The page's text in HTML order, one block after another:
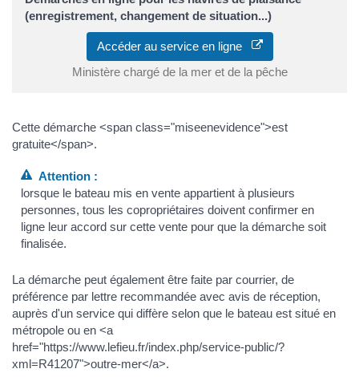
(enregistrement, changement de situation...)
Accéder au service en ligne
Ministère chargé de la mer et de la pêche
Cette démarche <span class="miseenevidence">est
gratuite</span>.
Attention :
lorsque le bateau mis en vente appartient à plusieurs
personnes, tous les copropriétaires doivent confirmer en
ligne leur accord sur cette vente pour que la démarche soit
finalisée.
La démarche peut également être faite par courrier, de
préférence par lettre recommandée avec avis de réception,
auprès d'un service qui diffère selon que le bateau est situé en
métropole ou en <a
href="https://www.lefieu.fr/index.php/service-public/?
xml=R41207">outre-mer</a>.